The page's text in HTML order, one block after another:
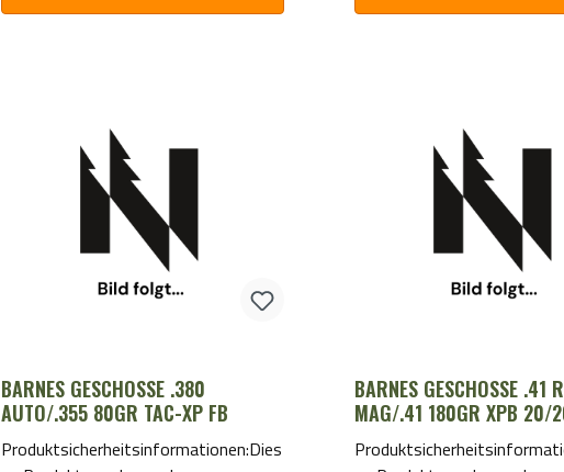
BARNES GESCHOSSE .380
AUTO/.355 80GR TAC-XP FB
Produktsicherheitsinformationen:Dies
BARNES GESCHOSSE .41
MAG/.41 180GR XPB 20/